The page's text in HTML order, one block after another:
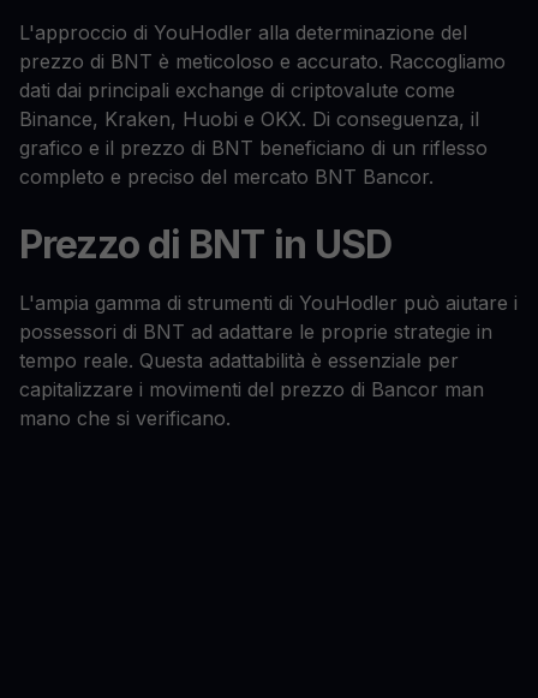
L'approccio di YouHodler alla determinazione del
prezzo di BNT è meticoloso e accurato. Raccogliamo
dati dai principali exchange di criptovalute come
Binance, Kraken, Huobi e OKX. Di conseguenza, il
grafico e il prezzo di BNT beneficiano di un riflesso
completo e preciso del mercato BNT Bancor.
Prezzo di BNT in USD
L'ampia gamma di strumenti di YouHodler può aiutare i
possessori di BNT ad adattare le proprie strategie in
tempo reale. Questa adattabilità è essenziale per
capitalizzare i movimenti del prezzo di Bancor man
mano che si verificano.